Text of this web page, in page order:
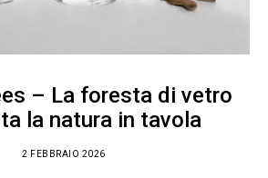
– La foresta di vetro
la natura in tavola
2 FEBBRAIO 2026